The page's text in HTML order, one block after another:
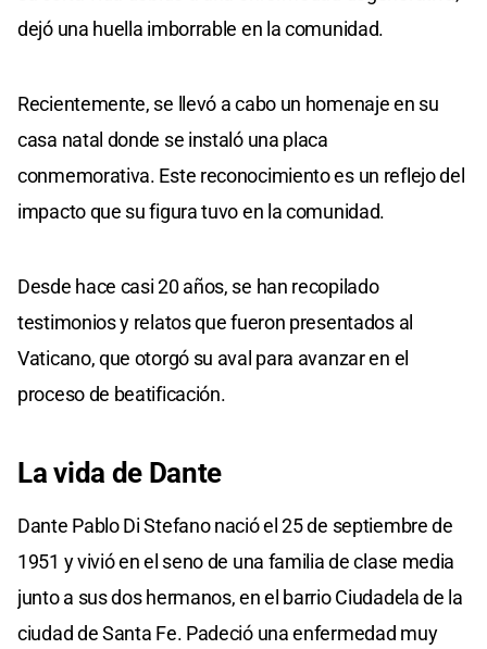
dejó una huella imborrable en la comunidad.
Recientemente, se llevó a cabo un homenaje en su
casa natal donde se instaló una placa
conmemorativa. Este reconocimiento es un reflejo del
impacto que su figura tuvo en la comunidad.
Desde hace casi 20 años, se han recopilado
testimonios y relatos que fueron presentados al
Vaticano, que otorgó su aval para avanzar en el
proceso de beatificación.
La vida de Dante
Dante Pablo Di Stefano nació el 25 de septiembre de
1951 y vivió en el seno de una familia de clase media
junto a sus dos hermanos, en el barrio Ciudadela de la
ciudad de Santa Fe. Padeció una enfermedad muy